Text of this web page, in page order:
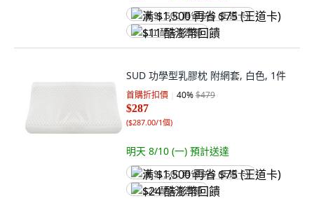
满 $1,500 再省 $75 (王道卡)
$11 酷澎幣回饋
SUD 功學型乳膠枕 附網套, 白色, 1件
首購折扣價 40%$479
$287
($287.00/1個)
明天 8/10 (一) 預計送達
满 $1,500 再省 $75 (王道卡)
$24 酷澎幣回饋